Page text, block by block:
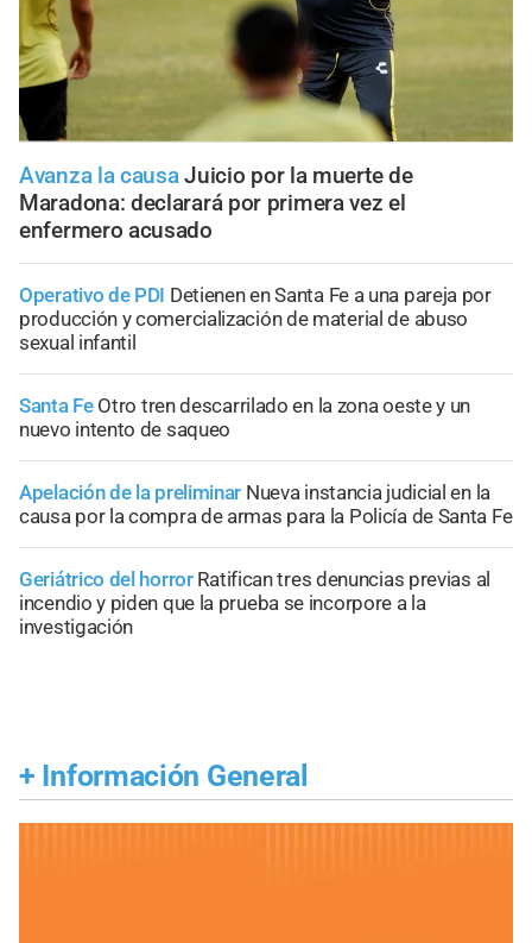
Avanza la causa Juicio por la muerte de
Maradona: declarará por primera vez el
enfermero acusado
Operativo de PDI Detienen en Santa Fe a una pareja por
producción y comercialización de material de abuso
sexual infantil
Santa Fe Otro tren descarrilado en la zona oeste y un
nuevo intento de saqueo
Apelación de la preliminar Nueva instancia judicial en la
causa por la compra de armas para la Policía de Santa Fe
Geriátrico del horror Ratifican tres denuncias previas al
incendio y piden que la prueba se incorpore a la
investigación
+ Información General